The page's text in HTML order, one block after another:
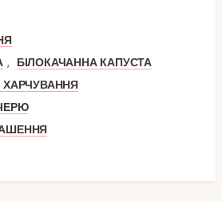
,
БІЛОКАЧАННА КАПУСТА
ХАРЧУВАННЯ